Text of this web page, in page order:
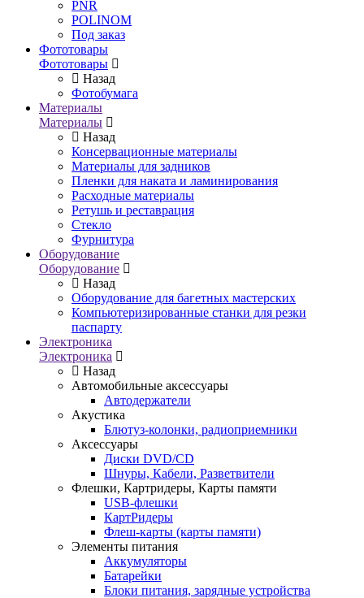
PNR
POLINOM
Под заказ
Фототовары
Фототовары
Назад
Фотобумага
Материалы
Материалы
Назад
Консервационные материалы
Материалы для задников
Пленки для наката и ламинирования
Расходные материалы
Ретушь и реставрация
Стекло
Фурнитура
Оборудование
Оборудование
Назад
Оборудование для багетных мастерских
Компьютеризированные станки для резки
паспарту
Электроника
Электроника
Назад
Автомобильные аксессуары
Автодержатели
Акустика
Блютуз-колонки, радиоприемники
Аксессуары
Диски DVD/CD
Шнуры, Кабели, Разветвители
Флешки, Картридеры, Карты памяти
USB-флешки
КартРидеры
Флеш-карты (карты памяти)
Элементы питания
Аккумуляторы
Батарейки
Блоки питания, зарядные устройства